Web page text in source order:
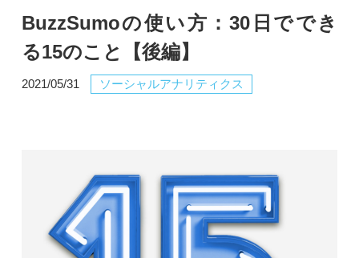
BuzzSumoの使い方：30日ででき
る15のこと【後編】
2021/05/31 ソーシャルアナリティクス